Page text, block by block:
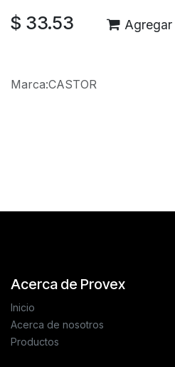
$ 33.53
Marca:CASTOR
Acerca de Provex
Inicio
Acerca de nosotros
Productos